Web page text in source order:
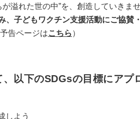
溢れた世の中”を、創造していきま
、子どもワクチン支援活動にご協賛
告ページはこちら ）
以下のSDGsの目標にアプ
しよう